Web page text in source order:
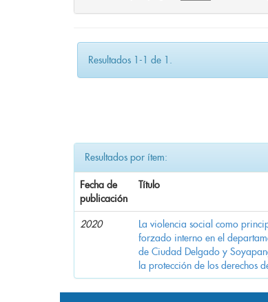
Resultados 1-1 de 1.
Resultados por ítem:
Fecha de
publicación
Título
2020
La violencia social como
forzado interno en el
de Ciudad Delgado y
la protección de los derechos